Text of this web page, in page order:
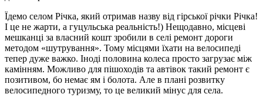
Їдемо селом Річка, який отримав назву від гірської річки Річка!
І це не жарти, а гуцульська реальність!) Нещодавно, місцеві
мешканці за власний кошт зробили в селі ремонт дороги
методом «шутрування». Тому місцями їхати на велосипеді
тепер дуже важко. Іноді половина колеса просто загрузає між
камінням. Можливо для пішоходів та автівок такий ремонт є
позитивом, бо немає ям і болота. Але в плані розвитку
велосипедного туризму, то це великий мінус для села.